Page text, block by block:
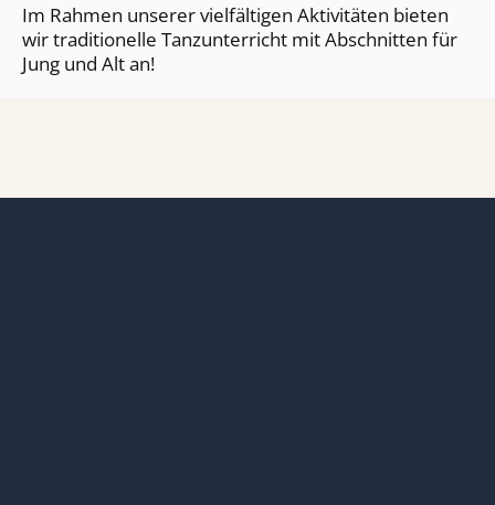
Im Rahmen unserer vielfältigen Aktivitäten bieten
wir traditionelle Tanzunterricht mit Abschnitten für
Jung und Alt an!